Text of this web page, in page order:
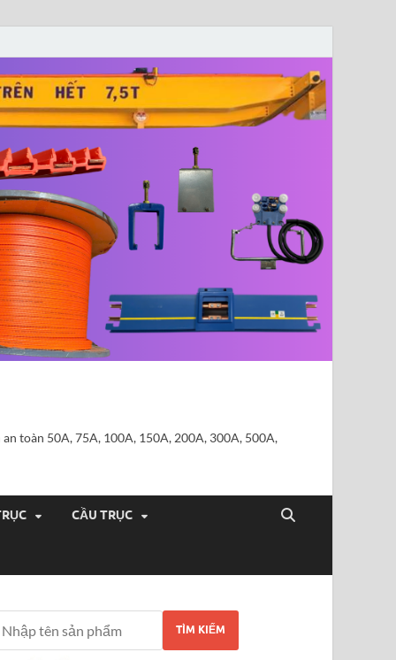
toàn 50A, 75A, 100A, 150A, 200A, 300A, 500A,
CẦU TRỤC
TÌM KIẾM